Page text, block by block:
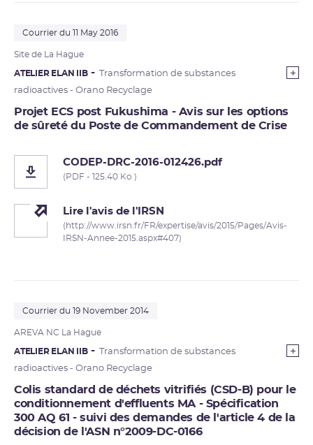
Courrier du 11 May 2016
Site de La Hague
ATELIER ELAN IIB
Transformation de substances
radioactives - Orano Recyclage
Projet ECS post Fukushima - Avis sur les options
de sûreté du Poste de Commandement de Crise
CODEP-DRC-2016-012426.pdf
(PDF - 125.40 Ko )
Lire l'avis de l'IRSN
(http://www.irsn.fr/FR/expertise/avis/2015/Pages/Avis-
IRSN-Annee-2015.aspx#407)
Courrier du 19 November 2014
AREVA NC La Hague
ATELIER ELAN IIB
Transformation de substances
radioactives - Orano Recyclage
Colis standard de déchets vitrifiés (CSD-B) pour le
conditionnement d'effluents MA - Spécification
300 AQ 61 - suivi des demandes de l'article 4 de la
décision de l'ASN n°2009-DC-0166